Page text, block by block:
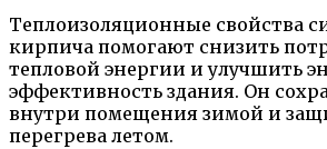
Теплоизоляционные свойства
кирпича помогают снизить
тепловой энергии и улучшить
эффективность здания. Он
внутри помещения зимой и
перегрева летом.